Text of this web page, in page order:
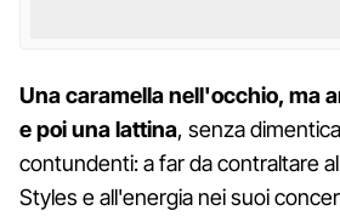
Una caramella nell'occhio, ma
e poi una lattina, senza
contundenti: a far da contraltare
Styles e all'energia nei suoi